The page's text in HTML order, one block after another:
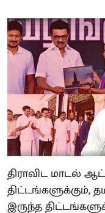
திராவிட மாடல்
திட்டங்களுக்கும்,
இருந்த